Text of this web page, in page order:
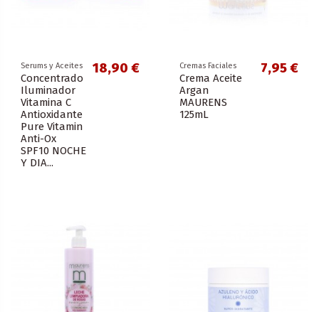
Serums y Aceites
Concentrado
Iluminador
Vitamina C
Antioxidante
Pure Vitamin
Anti-Ox
SPF10 NOCHE
Y DIA...
18,90 € Cremas Faciales
Crema Aceite
Argan
MAURENS
125mL
7,95 €